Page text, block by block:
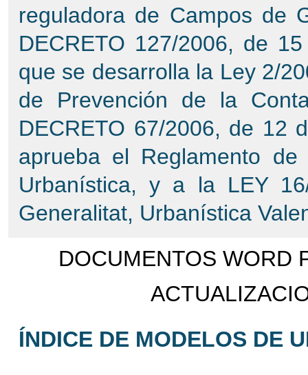
reguladora de Campos de
DECRETO 127/2006, de
que se desarrolla la Ley 2/
de Prevención de la
DECRETO 67/2006, de 12
aprueba el Reglamento
Urbanística, y a la LEY
Generalitat, Urbanística
DOCUMENTOS WORD
ÍNDICE DE MODELOS DE